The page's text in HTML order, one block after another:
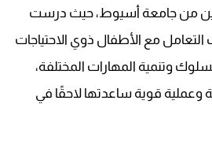
من جامعة أسيوط، حيث درست
مع الأطفال ذوي الاحتياجات
وتنمية المهارات المختلفة،
وعملية قوية ساعدتها لاحقًا في